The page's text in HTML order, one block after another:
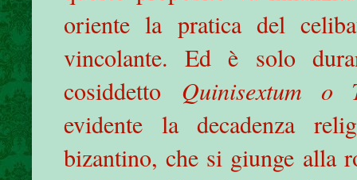
oriente la pratica del
vincolante. Ed è solo
cosiddetto Quinisextum o
evidente la decadenza
bizantino, che si giunge alla